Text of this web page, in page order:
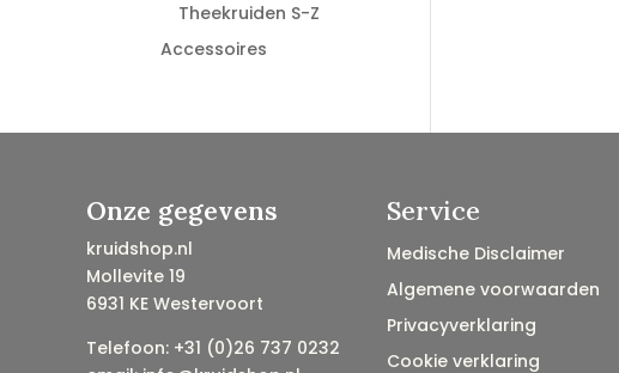
Theekruiden S-Z
Accessoires
Onze gegevens
kruidshop.nl
Mollevite 19
6931 KE Westervoort
Telefoon: +31 (0)26 737 0232
Service
Medische Disclaimer
Algemene voorwaarden
Privacyverklaring
Cookie verklaring